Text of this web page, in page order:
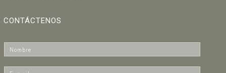
CONTÁCTENOS
o
m